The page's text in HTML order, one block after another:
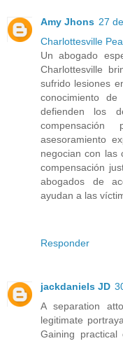
Amy Jhons 27
Charlottesville
Un abogado
Charlottesville
sufrido lesiones
conocimiento
defienden los
asesoramiento
negocian con las
compensación
abogados de
ayudan a las
Responder
jackdaniels JD
A separation
legitimate
Gaining practical